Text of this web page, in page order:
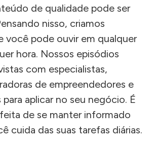
de qualidade pode ser
nisso, criamos
você pode ouvir em qualquer
hora. Nossos episódios
com especialistas,
de empreendedores e
aplicar no seu negócio. É
de se manter informado
cuida das suas tarefas diárias.